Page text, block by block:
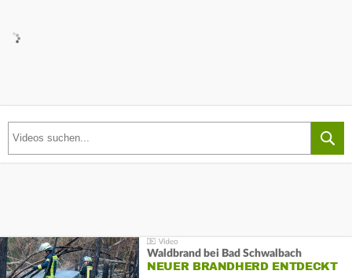
Waldbrand bei Bad Schwalbach
NEUER BRANDHERD ENTDECKT